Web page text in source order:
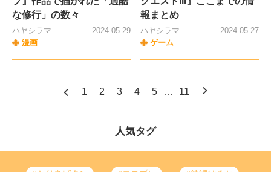
な修行」の数々
ハヤシラマ
漫画
2024.05.29
報まとめ
ハヤシラマ
ゲーム
2024.05.27
1 2 3 4 5 … 11
人気タグ